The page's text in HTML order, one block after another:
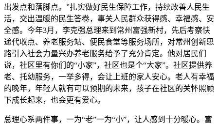
出发点和落脚点。”扎实做好民生保障工作，持续改善人民生
活，交出温暖的民生答卷，事关人民群众获得感、幸福感、安
全感。今年3月，李克强总理来到常州富强新村，先后考察快
递代收点、养老服务站、便民食堂等服务场所，对常州创新思
路引入社会力量兴办养老服务给予了充分肯定。他对居民们
说，社区里有你们的“小家”，社区也是个“大家”。社区提供养
老、托幼服务，一举多得，会让上班的家人安心。老人有幸福
的晚年，年轻人就有可以预期的未来，孩子在社区的关怀照顾
下成长起来，也会更有爱心。
总理心系两件事，一为“老”一为“小”，让人感到十分暖心。富